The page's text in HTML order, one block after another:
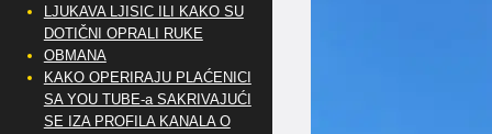
LJUKAVA LJISIC ILI KAKO SU
DOTIČNI OPRALI RUKE
OBMANA
KAKO OPERIRAJU PLAĆENICI
SA YOU TUBE-a SAKRIVAJUĆI
SE IZA PROFILA KANALA O